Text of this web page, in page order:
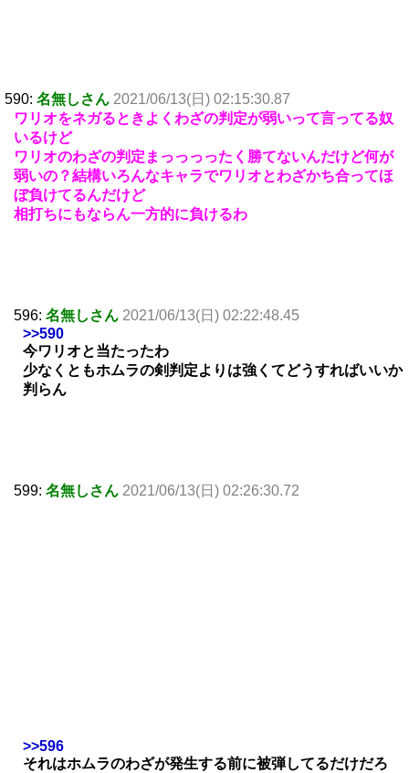
590: 名無しさん 2021/06/13(日) 02:15:30.87
ワリオをネガるときよくわざの判定が弱いって言ってる奴
いるけど
ワリオのわざの判定まっっっったく勝てないんだけど何が
弱いの？結構いろんなキャラでワリオとわざかち合ってほ
ぼ負けてるんだけど
相打ちにもならん一方的に負けるわ
596: 名無しさん 2021/06/13(日) 02:22:48.45
>>590
今ワリオと当たったわ
少なくともホムラの剣判定よりは強くてどうすればいいか
判らん
599: 名無しさん 2021/06/13(日) 02:26:30.72
>>596
それはホムラのわざが発生する前に被弾してるだけだろ